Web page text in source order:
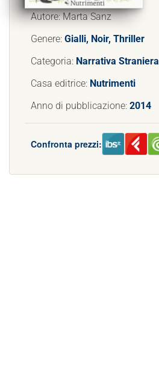
Autore: Marta Sanz
Genere: Gialli, Noir, Thriller
Categoria: Narrativa Straniera
Casa editrice: Nutrimenti
Anno di pubblicazione: 2014
Confronta prezzi: